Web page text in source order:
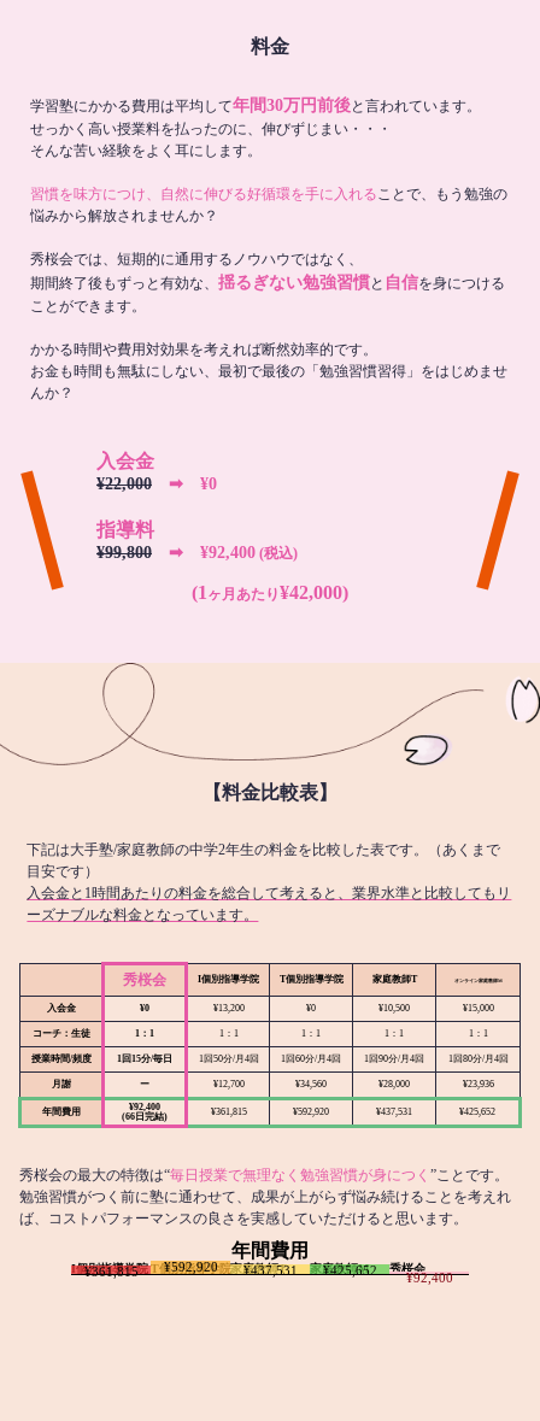
料金
学習塾にかかる費用は平均して年間30万円前後と言われています。
せっかく高い授業料を払ったのに、伸びずじまい・・・
そんな苦い経験をよく耳にします。
習慣を味方につけ、自然に伸びる好循環を手に入れる ことで、もう勉強の
悩みから解放されませんか？
秀桜会では、短期的に通用するノウハウではなく、
期間終了後もずっと有効な、 揺るぎない勉強習慣と 自信を身につける
ことができます。
かかる時間や費用対効果を考えれば断然効率的です。
お金も時間も無駄にしない、最初で最後の「勉強習慣習得」をはじめませ
んか？
入会金
¥22,000 ➡︎ ¥0
指導料
¥99,800 ➡︎ ¥92,400 (税込)
(1 ヶ月あたり¥42,000)
【料金比較表】
下記は大手塾/家庭教師の中学2年生の料金を比較した表です。（あくまで
目安です）
入会金と1時間あたりの料金を総合して考えると、業界水準と比較してもリ
ーズナブルな料金となっています。
秀桜会 I個別指導学院 T個別指導学院 家庭教師T オンライン家庭教師M
入会金 ¥0 ¥13,200 ¥0 ¥10,500 ¥15,000
コーチ：生徒 1：1 1：1 1：1 1：1 1：1
授業時間/頻度 1回15分/毎日 1回50分/月4回 1回60分/月4回 1回90分/月4回 1回80分/月4回
月謝 ー ¥12,700 ¥34,560 ¥28,000 ¥23,936
年間費用
¥92,400
(66日完結)
¥361,815 ¥592,920 ¥437,531 ¥425,652
秀桜会の最大の特徴は“毎日授業で無理なく勉強習慣が身につく ”ことです。
勉強習慣がつく前に塾に通わせて、成果が上がらず悩み続けることを考えれ
ば、コストパフォーマンスの良さを実感していただけると思います。
年間費用
I個別指導学院
¥361,815 T個別指導学院
¥592,920 家庭教師T
¥437,531 家庭教師M
¥425,652 秀桜会
¥92,400